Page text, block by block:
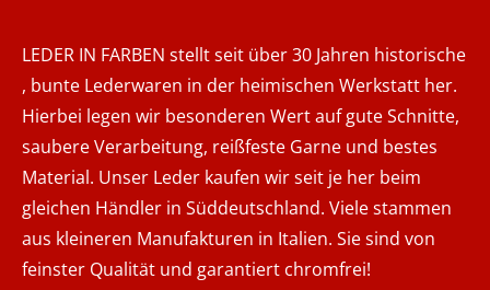
LEDER IN FARBEN stellt seit über 30 Jahren historische
, bunte Lederwaren in der heimischen Werkstatt her.
Hierbei legen wir besonderen Wert auf gute Schnitte,
saubere Verarbeitung, reißfeste Garne und bestes
Material. Unser Leder kaufen wir seit je her beim
gleichen Händler in Süddeutschland. Viele stammen
aus kleineren Manufakturen in Italien. Sie sind von
feinster Qualität und garantiert chromfrei!